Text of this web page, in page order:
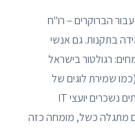
הברוקרים – רו"ח
בתקנות. גם אנשי
רגולטור בישראל
(כמו שמירת לוגים של
עסקאות, מערכות גיבוי וכד'), ולכן לעיתים נשכרים יועצי IT
מתגלה כשל, מומחה כזה